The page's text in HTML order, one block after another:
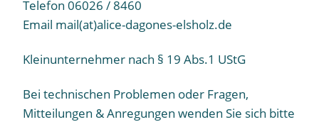
Telefon 06026 / 8460
Email mail(at)alice-dagones-elsholz.de
Kleinunternehmer nach § 19 Abs.1 UStG
Bei technischen Problemen oder Fragen,
Mitteilungen & Anregungen wenden Sie sich bitte